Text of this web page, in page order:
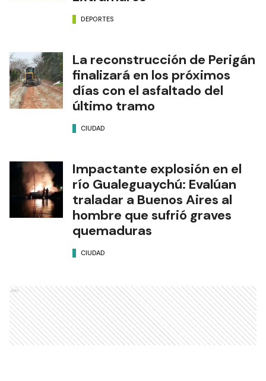
DEPORTES
La reconstrucción de Perigán
finalizará en los próximos
días con el asfaltado del
último tramo
CIUDAD
Impactante explosión en el
río Gualeguaychú: Evalúan
traladar a Buenos Aires al
hombre que sufrió graves
quemaduras
CIUDAD
Ads